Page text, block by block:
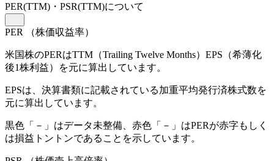
PER(TTM) ・PSR(TTM)について
PER （株価収益率）
米国株のPERはTTM（Trailing Twelve Months）EPS（希薄化
後1株利益）を元に算出しています。
EPSは、決算書類に記載されている加重平均発行済株式数を
元に算出しています。
黒色「－」はデータ未整備、赤色「 － 」はPERが赤字もしく
は損益トントンであることを示しています。